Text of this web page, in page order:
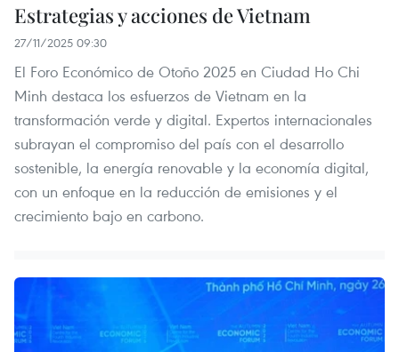
Estrategias y acciones de Vietnam
27/11/2025 09:30
El Foro Económico de Otoño 2025 en Ciudad Ho Chi
Minh destaca los esfuerzos de Vietnam en la
transformación verde y digital. Expertos internacionales
subrayan el compromiso del país con el desarrollo
sostenible, la energía renovable y la economía digital,
con un enfoque en la reducción de emisiones y el
crecimiento bajo en carbono.